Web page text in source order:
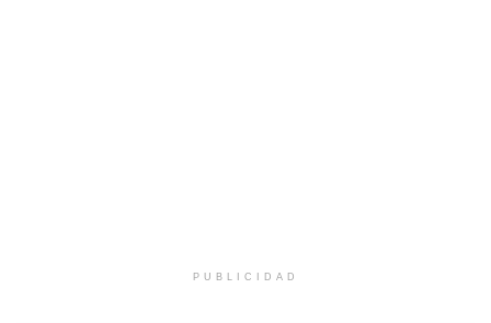
PUBLICIDAD